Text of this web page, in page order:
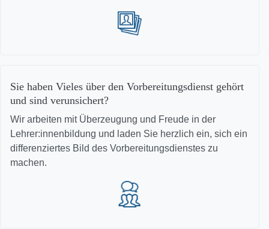
Sie haben Vieles über den Vorbereitungsdienst gehört
und sind verunsichert?
Wir arbeiten mit Überzeugung und Freude in der
Lehrer:innenbildung und laden Sie herzlich ein, sich ein
differenziertes Bild des Vorbereitungsdienstes zu
machen.